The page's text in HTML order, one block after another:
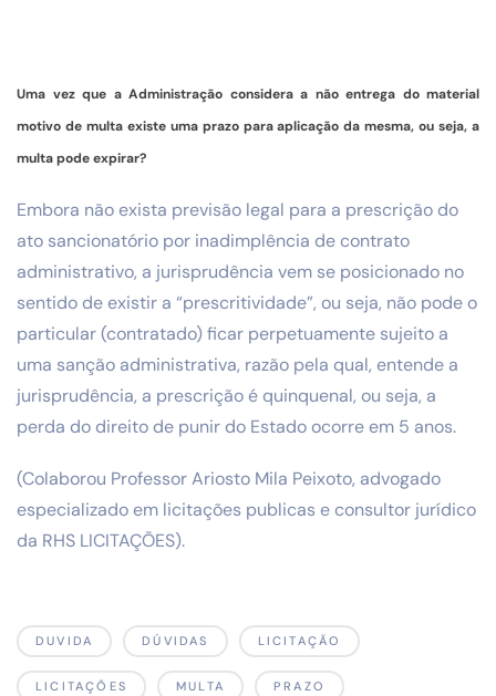
Uma vez que a Administração considera a não entrega do material
motivo de multa existe uma prazo para aplicação da mesma, ou seja, a
multa pode expirar?
Embora não exista previsão legal para a prescrição do
ato sancionatório por inadimplência de contrato
administrativo, a jurisprudência vem se posicionado no
sentido de existir a “prescritividade”, ou seja, não pode o
particular (contratado) ficar perpetuamente sujeito a
uma sanção administrativa, razão pela qual, entende a
jurisprudência, a prescrição é quinquenal, ou seja, a
perda do direito de punir do Estado ocorre em 5 anos.
(Colaborou Professor Ariosto Mila Peixoto, advogado
especializado em licitações publicas e consultor jurídico
da RHS LICITAÇÕES).
DUVIDA DÚVIDAS LICITAÇÃO
LICITAÇÕES MULTA PRAZO